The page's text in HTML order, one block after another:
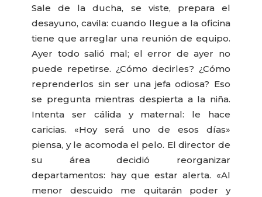
Sale de la ducha, se viste, prepara el
desayuno, cavila: cuando llegue a la oficina
tiene que arreglar una reunión de equipo.
Ayer todo salió mal; el error de ayer no
puede repetirse. ¿Cómo decirles? ¿Cómo
reprenderlos sin ser una jefa odiosa? Eso
se pregunta mientras despierta a la niña.
Intenta ser cálida y maternal: le hace
caricias. «Hoy será uno de esos días»
piensa, y le acomoda el pelo. El director de
su área decidió reorganizar
departamentos: hay que estar alerta. «Al
menor descuido me quitarán poder y